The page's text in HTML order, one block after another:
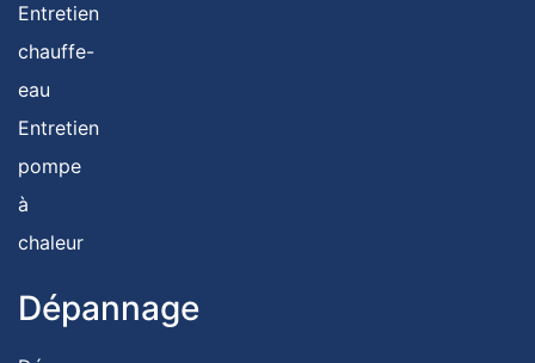
Entretien
chauffe-
eau
Entretien
pompe
à
chaleur
Dépannage